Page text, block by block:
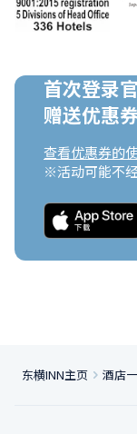
首次登录
赠送优惠
查看优惠券的
※活动可能不
东横INN主页 酒店